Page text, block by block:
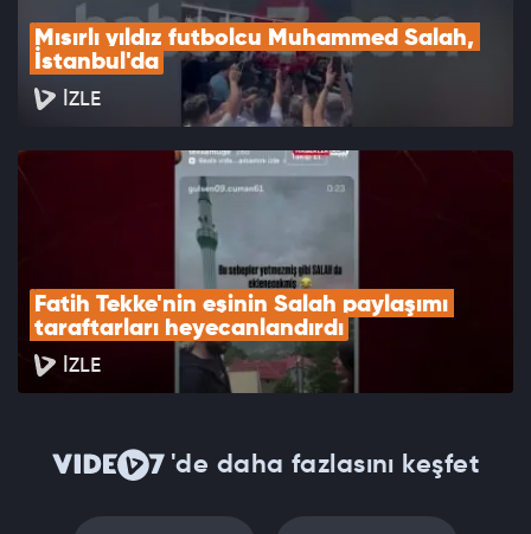
Mısırlı yıldız futbolcu Muhammed Salah,
İstanbul'da
İZLE
Fatih Tekke'nin eşinin Salah paylaşımı
taraftarları heyecanlandırdı
İZLE
'de daha fazlasını keşfet